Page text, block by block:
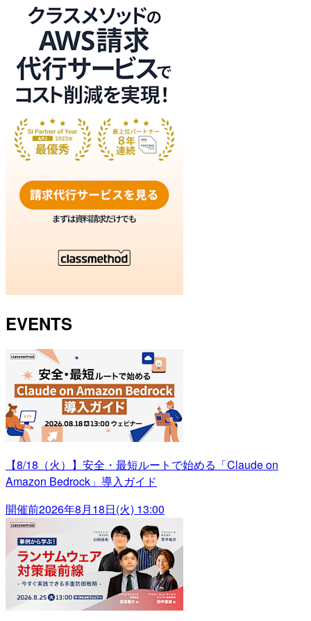
EVENTS
【8/18（火）】安全・最短ルートで始める「Claude on
Amazon Bedrock」導入ガイド
開催前2026年8月18日(火) 13:00